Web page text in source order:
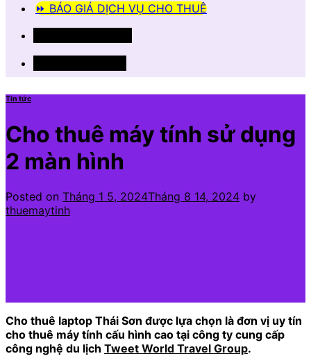
⏩ BÁO GIÁ DỊCH VỤ CHO THUÊ
Tin tức
Cho thuê máy tính sử dụng
2 màn hình
Posted on Tháng 1 5, 2024Tháng 8 14, 2024 by
thuemaytinh
Cho thuê laptop Thái Sơn được lựa chọn là đơn vị uy tín
cho thuê máy tính cấu hình cao tại công ty cung cấp
công nghệ du lịch Tweet World Travel Group.